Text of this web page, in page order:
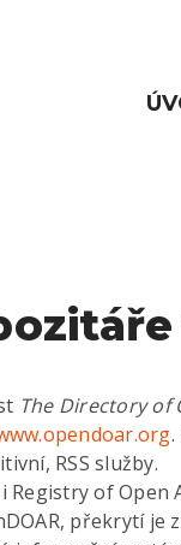
The Directory of
RSS služby.
of Open
překrytí je